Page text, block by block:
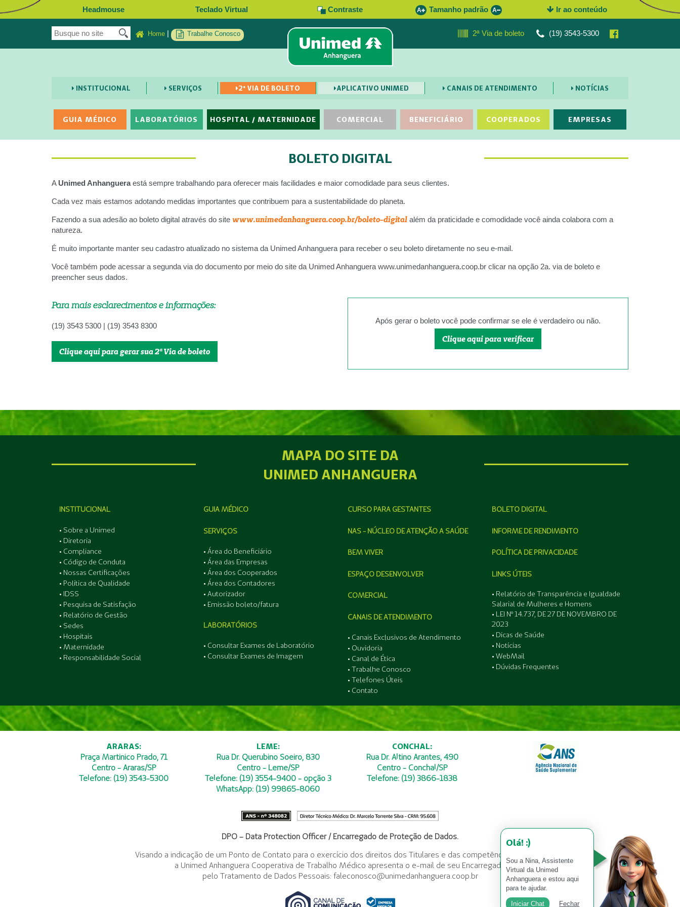
Headmouse Teclado Virtual Contraste A Tamanho padrão A Ir ao conteúdo
Home | Trabalhe Conosco 2ª Via de boleto (19) 3543-5300
INSTITUCIONAL SERVIÇOS 2ª VIA DE BOLETO APLICATIVO UNIMED CANAIS DE ATENDIMENTO NOTÍCIAS
GUIA MÉDICO LABORATÓRIOS HOSPITAL / MATERNIDADE COMERCIAL BENEFICIÁRIO COOPERADOS EMPRESAS
BOLETO DIGITAL
A Unimed Anhangueraestá sempre trabalhando para oferecer mais facilidades e maior comodidade para seus clientes.
Cada vez mais estamos adotando medidas importantes que contribuem para a sustentabilidade do planeta.
Fazendo a sua adesão ao boleto digital através do site www.unimedanhanguera.coop.br/boleto-digital além da praticidade e comodidade você ainda colabora com a
natureza.
É muito importante manter seu cadastro atualizado no sistema da Unimed Anhanguera para receber o seu boleto diretamente no seu e-mail.
Você também pode acessar a segunda via do documento por meio do site da Unimed Anhanguera www.unimedanhanguera.coop.br clicar na opção 2a. via de boleto e
preencher seus dados.
Para mais esclarecimentos e informações:
(19) 3543 5300 | (19) 3543 8300
Clique aqui para gerar sua 2ª Via de boleto
Após gerar o boleto você pode confirmar se ele é verdadeiro ou não.
Clique aqui para verificar
MAPA DO SITE DA
UNIMED ANHANGUERA
INSTITUCIONAL
• Sobre a Unimed
• Diretoria
• Compliance
• Código de Conduta
• Nossas Certificações
• Política de Qualidade
• IDSS
• Pesquisa de Satisfação
• Relatório de Gestão
• Sedes
• Hospitais
• Maternidade
• Responsabilidade Social
GUIA MÉDICO
SERVIÇOS
• Área do Beneficiário
• Área das Empresas
• Área dos Cooperados
• Área dos Contadores
• Autorizador
• Emissão boleto/fatura
LABORATÓRIOS
• Consultar Exames de Laboratório
• Consultar Exames de Imagem
CURSO PARA GESTANTES
NAS - NÚCLEO DE ATENÇÃO A SAÚDE
BEM VIVER
ESPAÇO DESENVOLVER
COMERCIAL
CANAIS DE ATENDIMENTO
• Canais Exclusivos de Atendimento
• Ouvidoria
• Canal de Ética
• Trabalhe Conosco
• Telefones Úteis
• Contato
BOLETO DIGITAL
INFORME DE RENDIMENTO
POLÍTICA DE PRIVACIDADE
LINKS ÚTEIS
• Relatório de Transparência e Igualdade
Salarial de Mulheres e Homens
• LEI Nº 14.737, DE 27 DE NOVEMBRO DE
2023
• Dicas de Saúde
• Notícias
• WebMail
• Dúvidas Frequentes
ARARAS:
Praça Martinico Prado, 71
Centro - Araras/SP
Telefone: (19) 3543-5300
LEME:
Rua Dr. Querubino Soeiro, 830
Centro - Leme/SP
Telefone: (19) 3554-9400 - opção 3
WhatsApp: (19) 99865-8060
CONCHAL:
Rua Dr. Altino Arantes, 490
Centro - Conchal/SP
Telefone: (19) 3866-1838
DPO – Data Protection Officer / Encarregado de Proteção de Dados.
Visando a indicação de um Ponto de Contato para o exercício dos direitos dos Titulares e das competências da ANPD,
a Unimed Anhanguera Cooperativa de Trabalho Médico apresenta o e-mail de seu Encarregado
pelo Tratamento de Dados Pessoais: faleconosco@unimedanhanguera.coop.br
Olá! :)
Sou a Nina, Assistente
Virtual da Unimed
Anhanguera e estou aqui
para te ajudar.
Iniciar Chat Fechar